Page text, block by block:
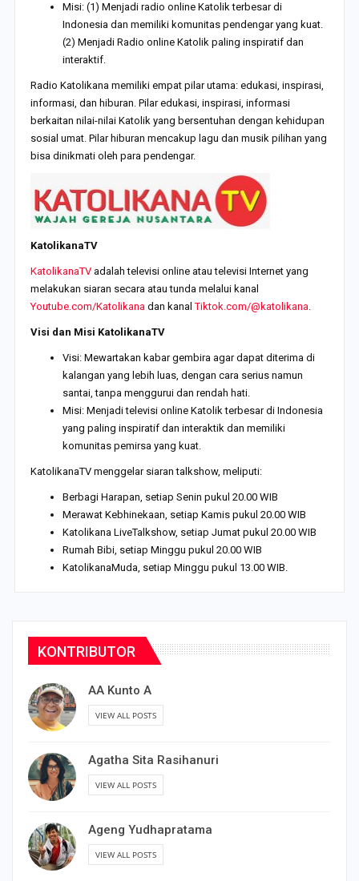
Misi: (1) Menjadi radio online Katolik terbesar di
Indonesia dan memiliki komunitas pendengar yang kuat.
(2) Menjadi Radio online Katolik paling inspiratif dan
interaktif.
Radio Katolikana memiliki empat pilar utama: edukasi, inspirasi,
informasi, dan hiburan. Pilar edukasi, inspirasi, informasi
berkaitan nilai-nilai Katolik yang bersentuhan dengan kehidupan
sosial umat. Pilar hiburan mencakup lagu dan musik pilihan yang
bisa dinikmati oleh para pendengar.
KatolikanaTV
KatolikanaTV adalah televisi online atau televisi Internet yang
melakukan siaran secara atau tunda melalui kanal
Youtube.com/Katolikana dan kanalTiktok.com/@katolikana
Visi dan Misi KatolikanaTV
Visi: Mewartakan kabar gembira agar dapat diterima di
kalangan yang lebih luas, dengan cara serius namun
santai, tanpa menggurui dan rendah hati.
Misi: Menjadi televisi online Katolik terbesar di Indonesia
yang paling inspiratif dan interaktik dan memiliki
komunitas pemirsa yang kuat.
KatolikanaTV menggelar siaran talkshow, meliputi:
Berbagi Harapan, setiap Senin pukul 20.00 WIB
Merawat Kebhinekaan, setiap Kamis pukul 20.00 WIB
Katolikana LiveTalkshow, setiap Jumat pukul 20.00 WIB
Rumah Bibi, setiap Minggu pukul 20.00 WIB
KatolikanaMuda, setiap Minggu pukul 13.00 WIB.
KONTRIBUTOR
AA Kunto A
VIEW ALL POSTS
Agatha Sita Rasihanuri
VIEW ALL POSTS
Ageng Yudhapratama
VIEW ALL POSTS